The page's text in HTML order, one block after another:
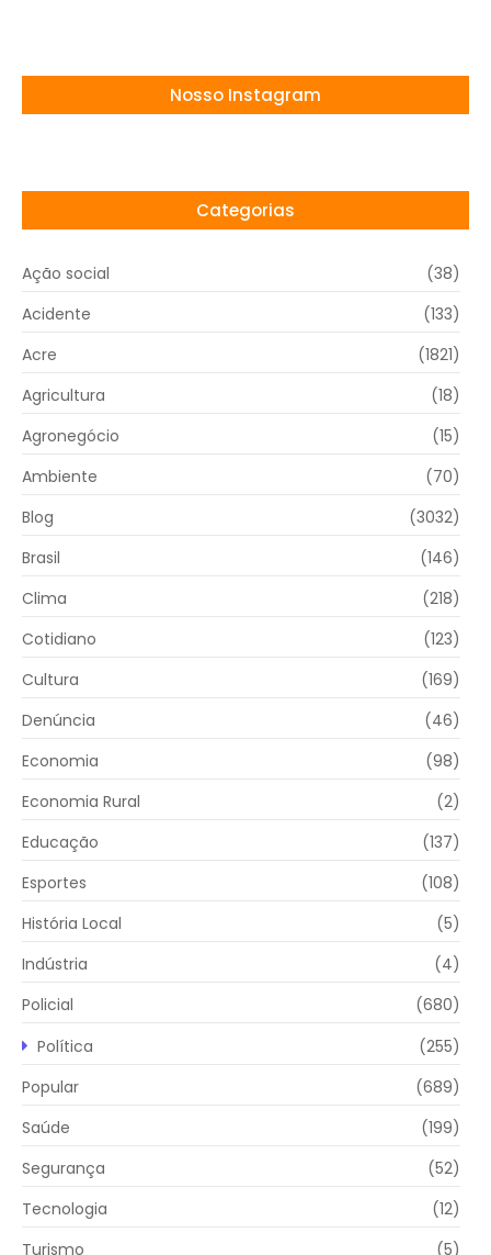
Nosso Instagram
Categorias
Ação social
(38)
Acidente
(133)
Acre
(1821)
Agricultura
(18)
Agronegócio
(15)
Ambiente
(70)
Blog
(3032)
Brasil
(146)
Clima
(218)
Cotidiano
(123)
Cultura
(169)
Denúncia
(46)
Economia
(98)
Economia Rural
(2)
Educação
(137)
Esportes
(108)
História Local
(5)
Indústria
(4)
Policial
(680)
Política
(255)
Popular
(689)
Saúde
(199)
Segurança
(52)
Tecnologia
(12)
Turismo
(5)